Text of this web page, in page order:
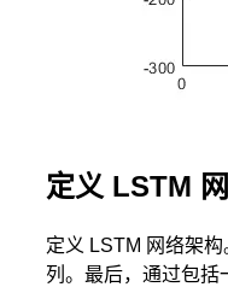
定义 LSTM
定义 LSTM 网络架
列。最后，通过包括